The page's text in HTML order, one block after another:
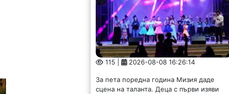
115 | 2026-08-08 16:26:14
За пета поредна година Мизия даде
сцена на таланта. Деца с първи изяви